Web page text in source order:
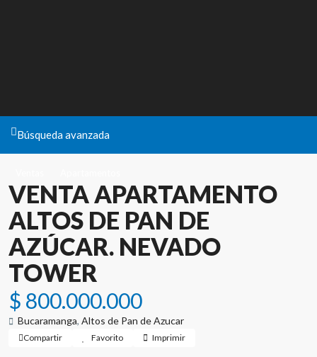
Búsqueda avanzada
VENTA APARTAMENTO
ALTOS DE PAN DE
AZÚCAR. NEVADO
TOWER
$ 800.000.000
Bucaramanga, Altos de Pan de Azucar
Compartir Favorito Imprimir